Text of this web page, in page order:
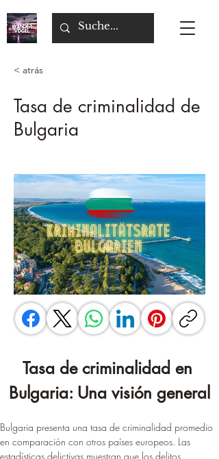
< atrás
Tasa de criminalidad de
Bulgaria
Tasa de criminalidad en
Bulgaria: Una visión general
Bulgaria presenta una tasa de criminalidad promedio
en comparación con otros países europeos. Las
estadísticas delictivas muestran que los delitos